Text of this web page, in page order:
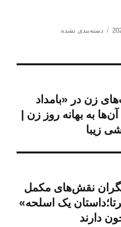
دسته‌ها
دسته‌بندی نشده
زن در «بامداد
به بهانه روز زن |
زیبا
نقش‌های مکمل
یک اسلحه»
دارند